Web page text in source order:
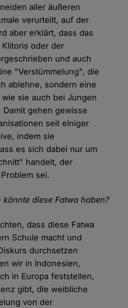
aller äußeren
verurteilt, auf der
aber erklärt, dass das
oder der
und auch
"Verstümmelung", die
ablehne, sondern eine
sie auch bei Jungen
gehen gewisse
seit einiger
indem sie
es sich dabei nur um
handelt, der
sei.
könnte diese Fatwa haben?
dass diese Fatwa
Schule macht und
durchsetzen
wir in Indonesien,
in Europa feststellen,
gibt, die weibliche
von der